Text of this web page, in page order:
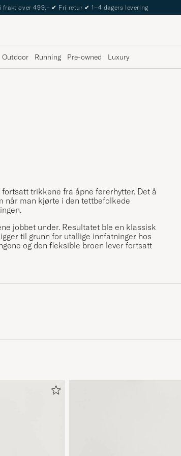
frakt over 499,- ✔ Fri retur ✔ 1–4 dagers levering
Outdoor Running Pre-owned Luxury
trikkene fra åpne førerhytter. Det å
når man kjørte i den tettbefolkede
jobbet under. Resultatet ble en klassisk
til grunn for utallige innfatninger hos
og den fleksible broen lever fortsatt